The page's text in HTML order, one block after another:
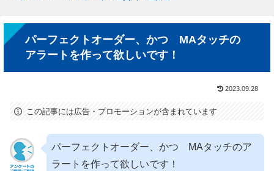
パーフェクトオーダー、かつ MAタッチの
アラートを作って欲しいです！
2023.09.28
この記事には広告・プロモーションが含まれています
パーフェクトオーダー、かつ MAタッチのア
ラートを作って欲しいです！